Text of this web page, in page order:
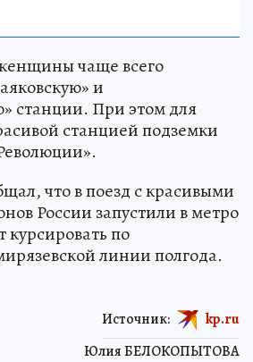
чаще всего
и
станции. При этом для
станцией подземки
что в поезд с красивыми
России запустили в метро
по
линии полгода.
Юлия БЕЛОКОПЫТОВА
Источник: kp.ru